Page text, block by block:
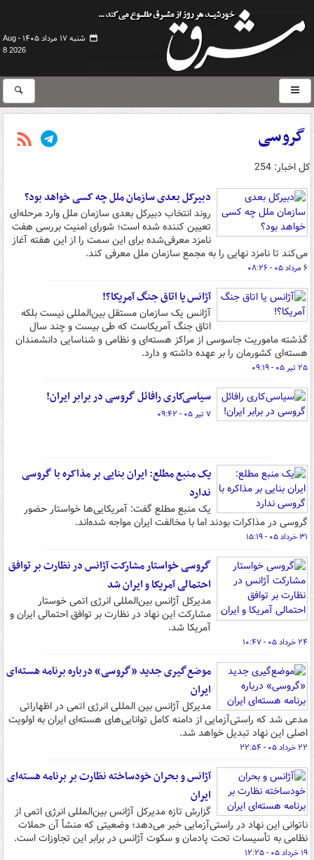
شنبه ۱۷ مرداد ۱۴۰۵ -
Aug
8 2026
گروسی
کل اخبار: 254
دبیرکل بعدی سازمان ملل چه کسی خواهد بود؟
روند انتخاب دبیرکل بعدی سازمان ملل وارد مرحله‌ای
تعیین‌ کننده شده است؛ شورای امنیت بررسی هفت
نامزد معرفی‌شده برای این سمت را از این هفته آغاز
می‌کند تا نامزد نهایی را به مجمع سازمان ملل معرفی کند.
۶ مرداد ۰۵ - ۰۸:۲۶
آژانس یا اتاق جنگ آمریکا؟!
آژانس یک سازمان مستقل بین‌المللی نیست بلکه
اتاق جنگ آمریکاست که طی بیست و چند سال
گذشته ماموریت جاسوسی از مراکز هسته‌ای و نظامی و شناسایی دانشمندان
هسته‌ای کشورمان را بر عهده داشته و دارد.
۲۵ تیر ۰۵ - ۰۹:۱۹
سیاسی‌کاری رافائل گروسی در برابر ایران!
۷ تیر ۰۵ - ۰۹:۴۲
یک منبع مطلع: ایران بنایی بر مذاکره با گروسی
ندارد
یک منبع مطلع گفت: آمریکایی‌ها خواستار حضور
گروسی در مذاکرات بودند اما با مخالفت ایران مواجه شده‌اند.
۳۱ خرداد ۰۵ - ۱۵:۱۹
گروسی خواستار مشارکت آژانس در نظارت بر توافق
احتمالی آمریکا و ایران شد
مدیرکل آژانس بین‌المللی انرژی اتمی خوستار
مشارکت این نهاد در نظارت بر توافق احتمالی ایران و
آمریکا شد.
۲۴ خرداد ۰۵ - ۱۰:۴۷
موضع‌گیری جدید «گروسی» درباره برنامه هسته‌ای
ایران
مدیرکل آژانس بین المللی انرژی اتمی در اظهاراتی
مدعی شد که راستی‌آزمایی از دامنه کامل توانایی‌های هسته‌ای ایران به اولویت
اصلی این نهاد تبدیل خواهد شد.
۲۲ خرداد ۰۵ - ۲۲:۵۴
آژانس و بحران خودساخته نظارت بر برنامه هسته‌ای
ایران
گزارش تازه مدیرکل آژانس بین‌المللی انرژی اتمی از
ناتوانی این نهاد در راستی‌آزمایی خبر می‌دهد؛ وضعیتی که منشأ آن حملات
نظامی به تأسیسات تحت پادمان و سکوت آژانس در برابر این تجاوزات است.
۱۹ خرداد ۰۵ - ۱۲:۲۵